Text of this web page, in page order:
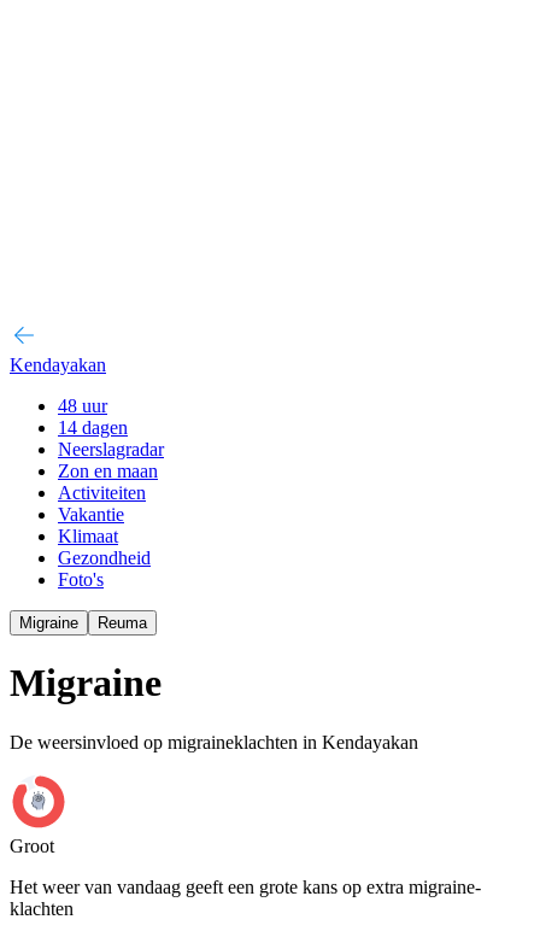
Kendayakan
48 uur
14 dagen
Neerslagradar
Zon en maan
Activiteiten
Vakantie
Klimaat
Gezondheid
Foto's
Migraine Reuma
Migraine
De weersinvloed op migraineklachten in Kendayakan
Groot
Het weer van vandaag geeft een grote kans op extra migraine-
klachten